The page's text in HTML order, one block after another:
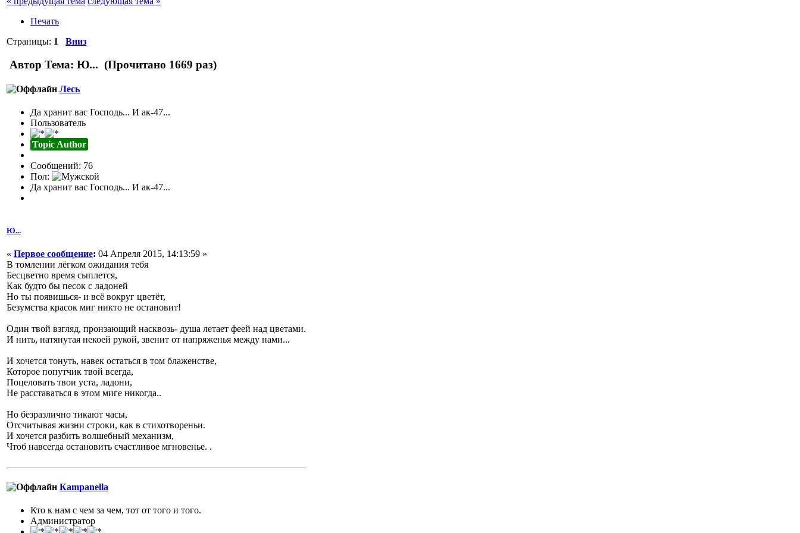
Печать
Страницы: 1 Вниз
Автор Тема: Ю... (Прочитано 1669 раз)
Лесь
Да хранит вас Господь... И ак-47...
Пользователь
Topic Author
Сообщений: 76
Пол:
Да хранит вас Господь... И ак-47...
Ю...
« Первое сообщение: 04 Апреля 2015, 14:13:59 »
В томлении лёгком ожидания тебя
Бесцветно время сыплется,
Как будто бы песок с ладоней
Но ты появишься- и всё вокруг цветёт,
Безумства красок миг никто не остановит!
Один твой взгляд, пронзающий насквозь- душа летает феей над цветами.
И нить, натянутая некоей рукой, звенит от напряженья между нами...
И хочется тонуть, навек остаться в том блаженстве,
Которое попутчик твой всегда,
Поцеловать твои уста, ладони,
Не расставаться в этом миге никогда..
Но безразлично тикают часы,
Отсчитывая жизни строки, как в стихотвореньи.
И хочется разбить волшебный механизм,
Чтоб навсегда остановить счастливое мгновенье. .
Кampanella
Кто к нам с чем за чем, тот от того и того.
Администратор